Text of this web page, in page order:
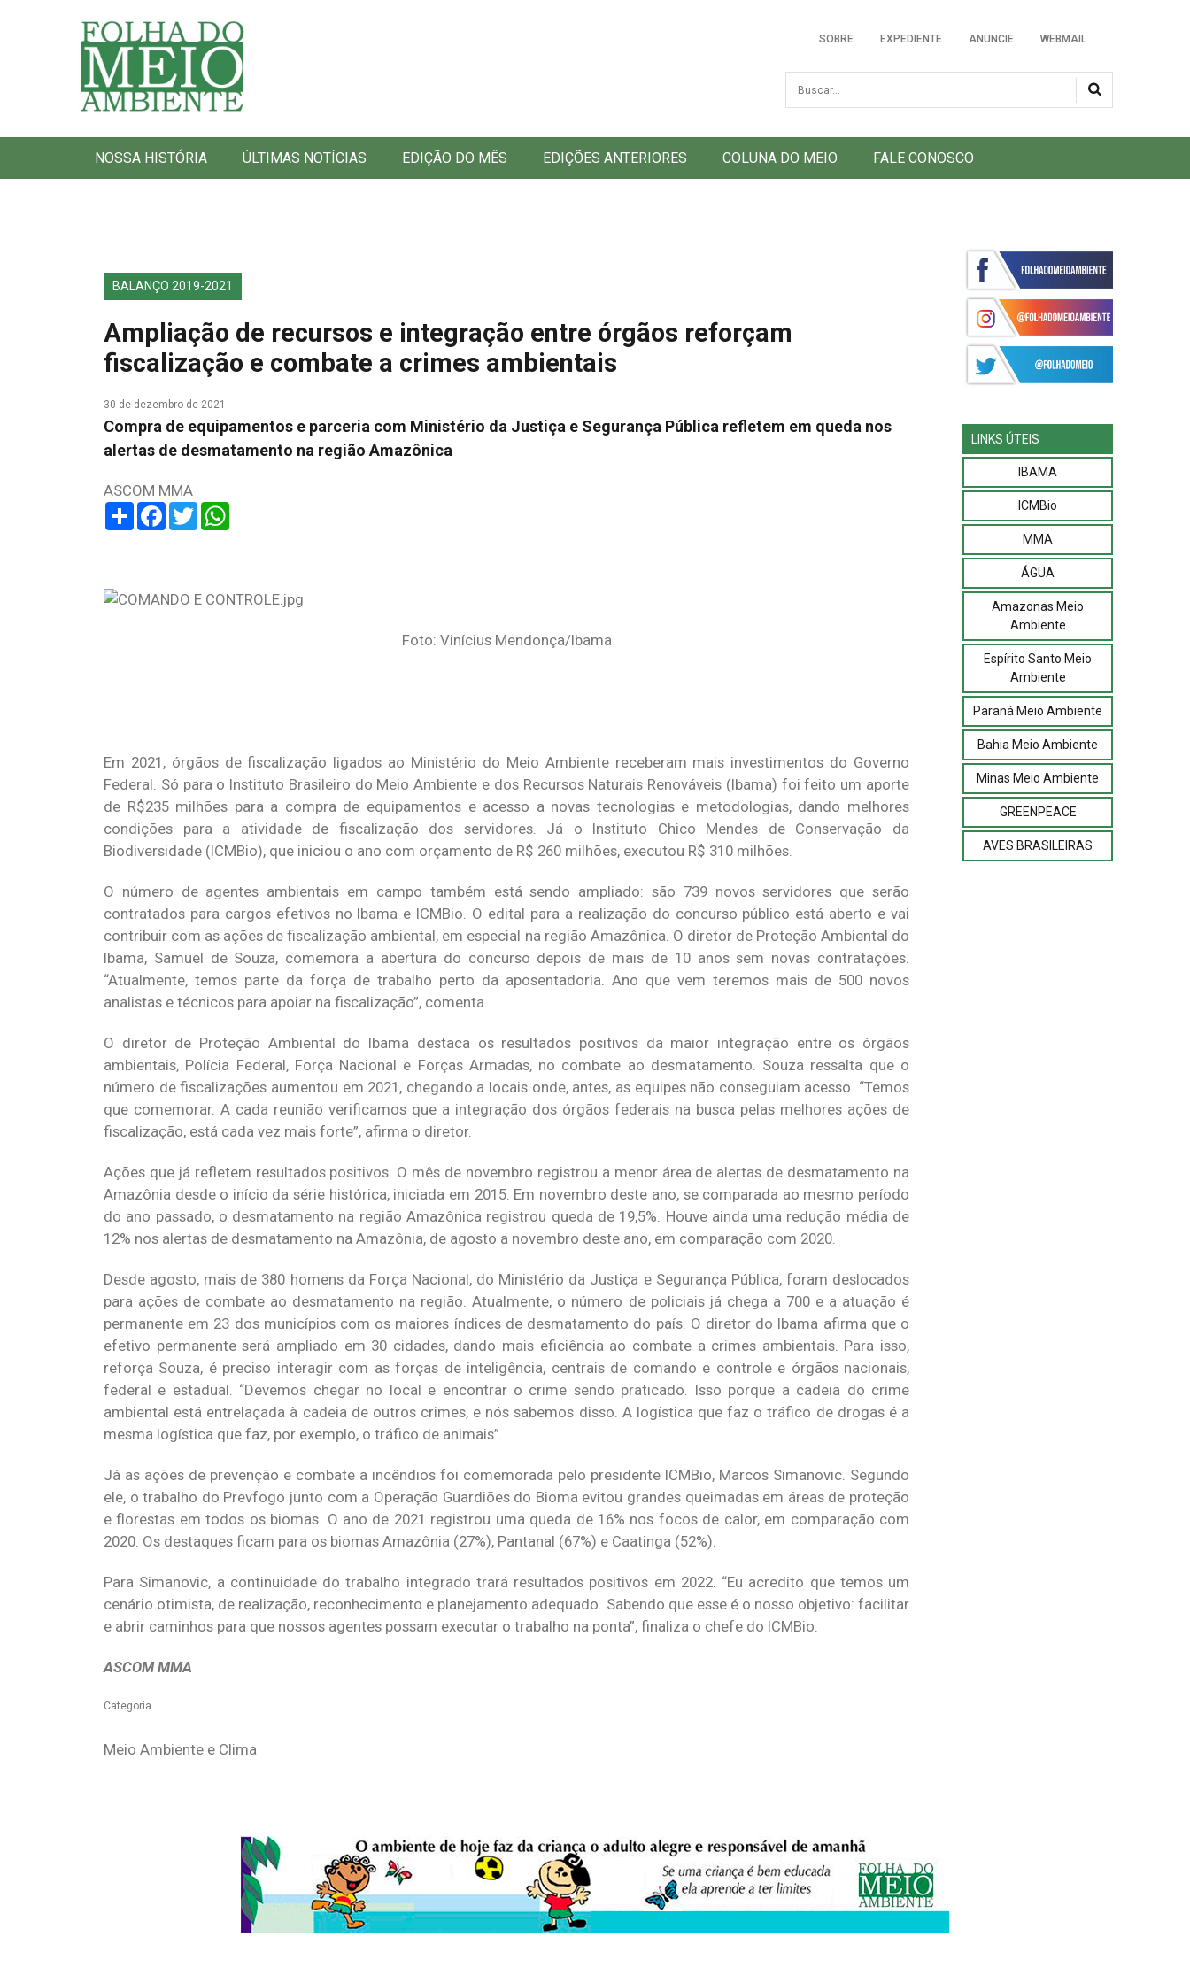
Folha do Meio Ambiente
SOBRE EXPEDIENTE ANUNCIE WEBMAIL
Busca
NOSSA HISTÓRIA ÚLTIMAS NOTÍCIAS EDIÇÃO DO MÊS EDIÇÕES ANTERIORES COLUNA DO MEIO FALE CONOSCO
BALANÇO 2019-2021
Ampliação de recursos e integração entre órgãos reforçam
fiscalização e combate a crimes ambientais
30 de dezembro de 2021
Compra de equipamentos e parceria com Ministério da Justiça e Segurança Pública refletem em queda nos
alertas de desmatamento na região Amazônica
ASCOM MMA
ShareFacebook
Twitter
Foto: Vinícius Mendonça/Ibama
Em 2021, órgãos de fiscalização ligados ao Ministério do Meio Ambiente receberam mais investimentos do Governo
Federal. Só para o Instituto Brasileiro do Meio Ambiente e dos Recursos Naturais Renováveis (Ibama) foi feito um aporte
de R$235 milhões para a compra de equipamentos e acesso a novas tecnologias e metodologias, dando melhores
condições para a atividade de fiscalização dos servidores. Já o Instituto Chico Mendes de Conservação da
Biodiversidade (ICMBio), que iniciou o ano com orçamento de R$ 260 milhões, executou R$ 310 milhões.
O número de agentes ambientais em campo também está sendo ampliado: são 739 novos servidores que serão
contratados para cargos efetivos no Ibama e ICMBio. O edital para a realização do concurso público está aberto e vai
contribuir com as ações de fiscalização ambiental, em especial na região Amazônica. O diretor de Proteção Ambiental do
Ibama, Samuel de Souza, comemora a abertura do concurso depois de mais de 10 anos sem novas contratações.
“Atualmente, temos parte da força de trabalho perto da aposentadoria. Ano que vem teremos mais de 500 novos
analistas e técnicos para apoiar na fiscalização”, comenta.
O diretor de Proteção Ambiental do Ibama destaca os resultados positivos da maior integração entre os órgãos
ambientais, Polícia Federal, Força Nacional e Forças Armadas, no combate ao desmatamento. Souza ressalta que o
número de fiscalizações aumentou em 2021, chegando a locais onde, antes, as equipes não conseguiam acesso. “Temos
que comemorar. A cada reunião verificamos que a integração dos órgãos federais na busca pelas melhores ações de
fiscalização, está cada vez mais forte”, afirma o diretor.
Ações que já refletem resultados positivos. O mês de novembro registrou a menor área de alertas de desmatamento na
Amazônia desde o início da série histórica, iniciada em 2015. Em novembro deste ano, se comparada ao mesmo período
do ano passado, o desmatamento na região Amazônica registrou queda de 19,5%. Houve ainda uma redução média de
12% nos alertas de desmatamento na Amazônia, de agosto a novembro deste ano, em comparação com 2020.
Desde agosto, mais de 380 homens da Força Nacional, do Ministério da Justiça e Segurança Pública, foram deslocados
para ações de combate ao desmatamento na região. Atualmente, o número de policiais já chega a 700 e a atuação é
permanente em 23 dos municípios com os maiores índices de desmatamento do país. O diretor do Ibama afirma que o
efetivo permanente será ampliado em 30 cidades, dando mais eficiência ao combate a crimes ambientais. Para isso,
reforça Souza, é preciso interagir com as forças de inteligência, centrais de comando e controle e órgãos nacionais,
federal e estadual. “Devemos chegar no local e encontrar o crime sendo praticado. Isso porque a cadeia do crime
ambiental está entrelaçada à cadeia de outros crimes, e nós sabemos disso. A logística que faz o tráfico de drogas é a
mesma logística que faz, por exemplo, o tráfico de animais”.
Já as ações de prevenção e combate a incêndios foi comemorada pelo presidente ICMBio, Marcos Simanovic. Segundo
ele, o trabalho do Prevfogo junto com a Operação Guardiões do Bioma evitou grandes queimadas em áreas de proteção
e florestas em todos os biomas. O ano de 2021 registrou uma queda de 16% nos focos de calor, em comparação com
2020. Os destaques ficam para os biomas Amazônia (27%), Pantanal (67%) e Caatinga (52%).
Para Simanovic, a continuidade do trabalho integrado trará resultados positivos em 2022. “Eu acredito que temos um
cenário otimista, de realização, reconhecimento e planejamento adequado. Sabendo que esse é o nosso objetivo: facilitar
e abrir caminhos para que nossos agentes possam executar o trabalho na ponta”, finaliza o chefe do ICMBio.
ASCOM MMA
Categoria
Meio Ambiente e Clima
LINKS ÚTEIS
IBAMA
ICMBio
MMA
ÁGUA
Amazonas Meio
Ambiente
Espírito Santo Meio
Ambiente
Paraná Meio Ambiente
Bahia Meio Ambiente
Minas Meio Ambiente
GREENPEACE
AVES BRASILEIRAS